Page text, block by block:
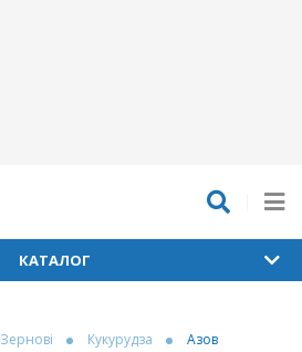
КАТАЛОГ
Зернові Кукурудза Азов